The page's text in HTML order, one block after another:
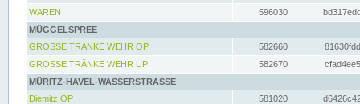
WAREN
596030
MÜGGELSPREE
GROSSE TRÄNKE WEHR OP
582660
GROSSE TRÄNKE WEHR UP
582670
MÜRITZ-HAVEL-WASSERSTRASSE
Diemitz OP
581020